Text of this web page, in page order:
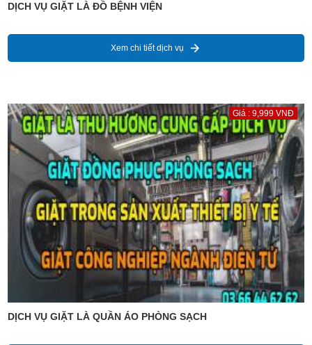
DỊCH VỤ GIẶT LÀ ĐỒ BỆNH VIỆN
Xem chi tiết dịch vụ
Giá : 9,999 VNĐ
DỊCH VỤ GIẶT LÀ QUẦN ÁO PHÒNG SẠCH